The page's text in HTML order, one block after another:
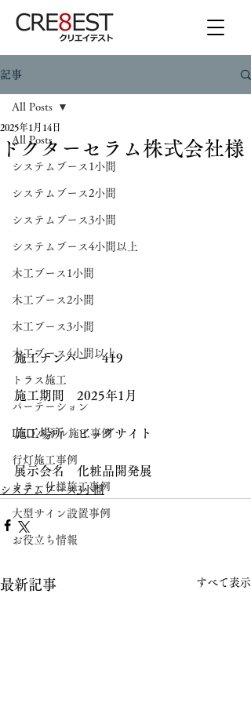
記事
All Posts
システムブース1小間
システムブース2小間
システムブース3小間
システムブース4小間以上
木工ブース1小間
木工ブース2小間
木工ブース3小間
木工ブース4小間以上
トラス施工
パーテーション
LEDパネル施工事例
行灯施工事例
カラー仕様施工事例
大型サイン設置事例
お役立ち情報
All Posts
ドクターセラム株式会社様
2025年1月14日
施工ナンバー　419
施工期間　2025年1月
施工場所　ビッグサイト
展示会名　化粧品開発展
システムブース3小間
最新記事 すべて表示